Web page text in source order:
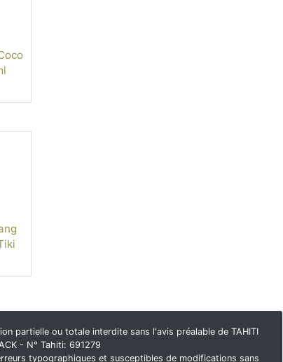
partielle ou totale interdite sans l'avis préalable de TAHITI
- N° Tahiti: 691279
typographiques et susceptibles de modifications sans